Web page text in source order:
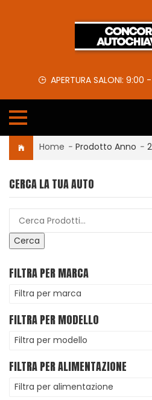
APERTURA SALONI: 9:00
Home - Prodotto Anno -
CERCA LA TUA AUTO
Cerca
FILTRA PER MARCA
Filtra per marca
FILTRA PER MODELLO
Filtra per modello
FILTRA PER ALIMENTAZIONE
Filtra per alimentazione